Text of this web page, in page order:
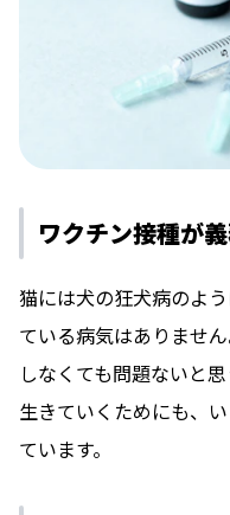
ワクチン接種が
猫には犬の狂犬病のよ
ている病気はありませ
しなくても問題ないと
生きていくためにも、
ています。